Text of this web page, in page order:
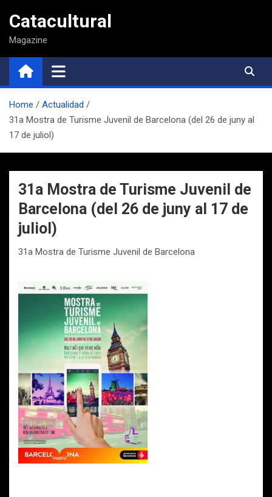
contenido
Catacultural
Magazine
Home
Actualidad
31a Mostra de Turisme Juvenil de Barcelona (del 26 de juny al
17 de juliol)
31a Mostra de Turisme Juvenil de
Barcelona (del 26 de juny al 17 de
juliol)
31a Mostra de Turisme Juvenil de Barcelona